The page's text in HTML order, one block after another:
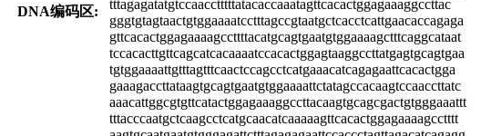
DNA编码区:
tttagagatatgtccaacctttttatacaccaaatagttcacactggagaaaggccttac
gggtgtagtaactgtggaaaatcctttagccgtaatgctcacctcattgaacaccagaga
gttcacactggagaaaagccttttacatgcagtgaatgtggaaaagctttcaggcataat
tccacacttgttcagcatcacaaaatccacactggagtaaggccttatgagtgcagtgaa
tgtggaaaattgtttagtttcaactccagcctcatgaaacatcagagaattcacactgga
gaaagaccttataagtgcagtgaatgtggaaaattctatagccacaagtccaaccttatc
aaacattggcgtgttcatactggagaaaggccttacaagtgcagcgactgtgggaaattt
tttacccaatgctcaagcctcatgcaacatcaaaaagttcacactggagaaaagcctttt